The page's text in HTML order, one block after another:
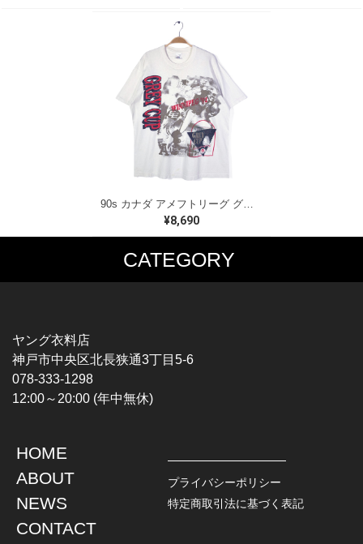
90s カナダ アメフトリーグ グレイカップ カナダ製 ヴィンテージ Tシャツ ビッグプリント シングルステッチ ホワイト WINNIPEG '91 サイズXL 古着 BZ0545
¥8,690
CATEGORY
MUSIC TEE
HARDCORE / PUNK
PROGLESSIVE ROCK
POPS
SOUL / R&B
T-SHIRTS
CHAMPION
TOPS
L / S SHIRT
S / S SHIRT
HAWAIIAN SHIRT
JACKET
DENIM
LEATHER
ヤング衣料店
神戸市中央区北長狭通3丁目5-6
078-333-1298
12:00～20:00 (年中無休)
HOME
ABOUT
NEWS
CONTACT
プライバシーポリシー
特定商取引法に基づく表記